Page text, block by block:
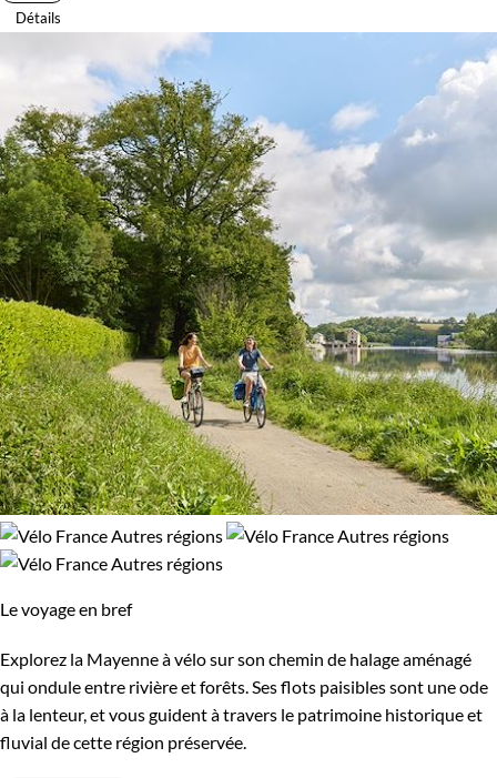
Détails
Le voyage en bref
Explorez la Mayenne à vélo sur son chemin de halage aménagé
qui ondule entre rivière et forêts. Ses flots paisibles sont une ode
à la lenteur, et vous guident à travers le patrimoine historique et
fluvial de cette région préservée.